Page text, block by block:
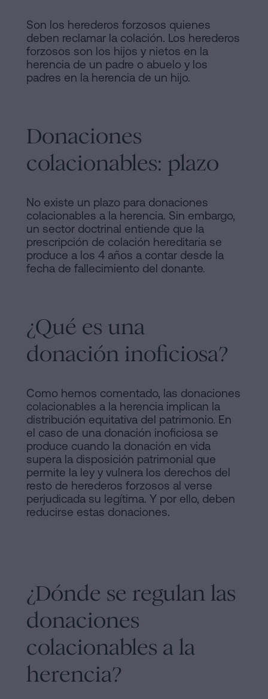
Son los herederos forzosos quienes
deben reclamar la colación. Los herederos
forzosos son los hijos y nietos en la
herencia de un padre o abuelo y los
padres en la herencia de un hijo.
Donaciones
colacionables: plazo
No existe un plazo para donaciones
colacionables a la herencia. Sin embargo,
un sector doctrinal entiende que la
prescripción de colación hereditaria se
produce a los 4 años a contar desde la
fecha de fallecimiento del donante.
¿Qué es una
donación inoficiosa?
Como hemos comentado, las donaciones
colacionables a la herencia implican la
distribución equitativa del patrimonio. En
el caso de una donación inoficiosa se
produce cuando la donación en vida
supera la disposición patrimonial que
permite la ley y vulnera los derechos del
resto de herederos forzosos al verse
perjudicada su legítima. Y por ello, deben
reducirse estas donaciones.
¿Dónde se regulan las
donaciones
colacionables a la
herencia?